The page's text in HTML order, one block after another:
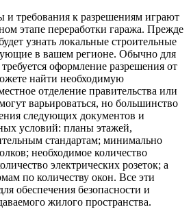
и требования к разрешениям играют
этапе переработки гаража. Прежде
узнать локальные строительные
в вашем регионе. Обычно для
оформление разрешения от
найти необходимую
отделение правительства или
варьироваться, но большинство
следующих документов и
условий: планы этажей,
стандартам; минимально
необходимое количество
электрических розеток; а
по количеству окон. Все эти
обеспечения безопасности и
жилого пространства.